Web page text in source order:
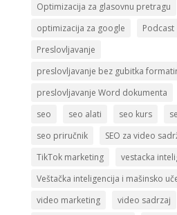
Optimizacija za glasovnu pretragu
optimizacija za google
Podcast
Preslovljavanje
preslovljavanje bez gubitka
preslovljavanje Word dokumenta
seo
seo alati seo kurs
seo priručnik
SEO za video
TikTok marketing
vestacka
Veštačka inteligencija i mašinsko
video marketing
video sadrzaj